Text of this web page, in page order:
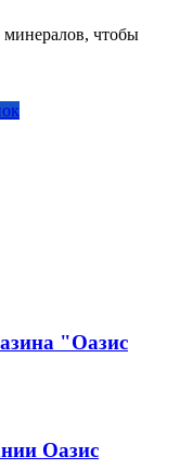
чтобы
"Оазис
Оазис